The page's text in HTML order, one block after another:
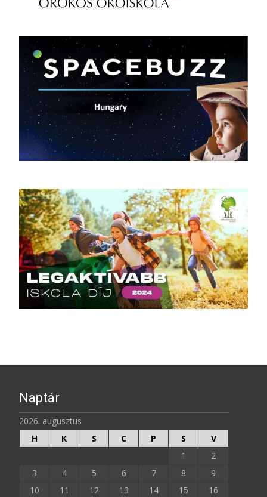
Naptár
2026. augusztus
H
K S C P S
V
1
2
3
4 5 6 7 8
9
10
11 12 13 14 15 16